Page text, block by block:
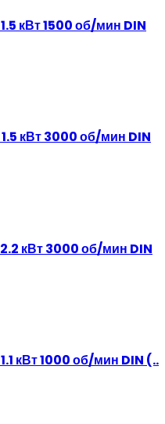
кВт 1500 об/мин DIN
кВт 3000 об/мин DIN
кВт 3000 об/мин DIN
кВт 1000 об/мин DIN (..